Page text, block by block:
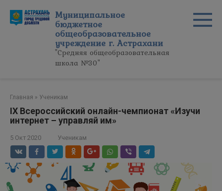
контенту
Муниципальное
бюджетное
общеобразовательное
учреждение г. Астрахани
"Средняя общеобразовательная
школа №30"
Главная » Ученикам
IX Всероссийский онлайн-чемпионат «Изучи
интернет – управляй им»
5 Окт 2020 Ученикам